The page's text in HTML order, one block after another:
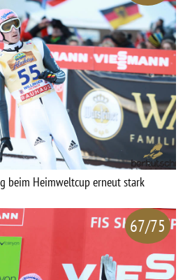
beim Heimweltcup erneut stark
67/75